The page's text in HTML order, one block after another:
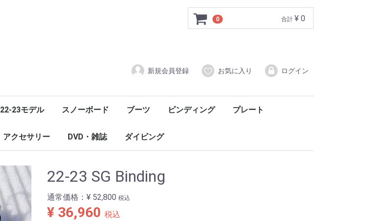
0 合計 ¥ 0
新規会員登録 お気に入り ログイン
22-23モデル スノーボード
アルペン カービングフリースタイル
ブーツ
ハードブーツ
ビンディング プレート
アクセサリー DVD・雑誌 ダイビング
22-23 SG Binding
通常価格： ¥ 52,800 税込
¥ 36,960 税込